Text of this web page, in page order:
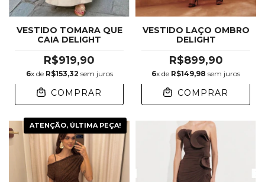
VESTIDO TOMARA QUE
CAIA DELIGHT
R$919,90
6x de R$153,32 sem juros
COMPRAR
VESTIDO LAÇO OMBRO
DELIGHT
R$899,90
6x de R$149,98 sem juros
COMPRAR
ATENÇÃO, ÚLTIMA PEÇA!